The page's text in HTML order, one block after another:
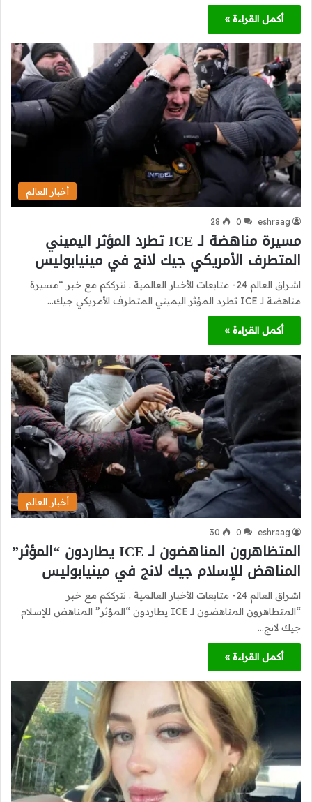
أكمل القراءة »
أخبار العالم
eshraag
0
28
مسيرة مناهضة لـ ICE تطرد المؤثر اليميني
المتطرف الأمريكي جيك لانج في مينيابوليس
اشراق العالم 24- متابعات الأخبار العالمية . نترككم مع خبر “مسيرة
مناهضة لـ ICE تطرد المؤثر اليميني المتطرف الأمريكي جيك…
أكمل القراءة »
أخبار العالم
eshraag
0
30
المتظاهرون المناهضون لـ ICE يطاردون “المؤثر”
المناهض للإسلام جيك لانج في مينيابوليس
اشراق العالم 24- متابعات الأخبار العالمية . نترككم مع خبر
“المتظاهرون المناهضون لـ ICE يطاردون “المؤثر” المناهض للإسلام
جيك لانج…
أكمل القراءة »